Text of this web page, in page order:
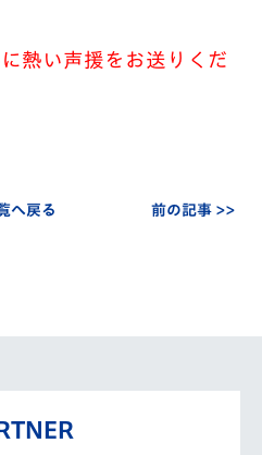
熱い声援をお送りくだ
へ戻る 前の記事 >>